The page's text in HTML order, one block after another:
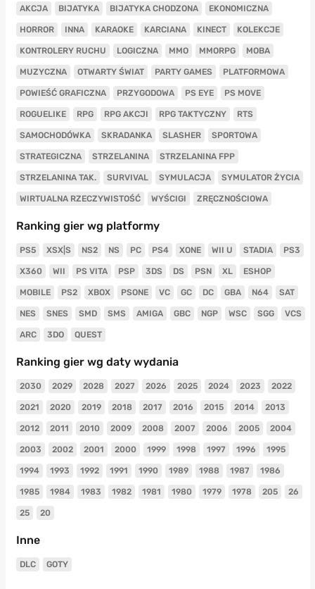
AKCJA BIJATYKA BIJATYKA CHODZONA EKONOMICZNA
HORROR INNA KARAOKE KARCIANA KINECT KOLEKCJE
KONTROLERY RUCHU LOGICZNA MMO MMORPG MOBA
MUZYCZNA OTWARTY ŚWIAT PARTY GAMES PLATFORMOWA
POWIEŚĆ GRAFICZNA PRZYGODOWA PS EYE PS MOVE
ROGUELIKE RPG RPG AKCJI RPG TAKTYCZNY RTS
SAMOCHODÓWKA SKRADANKA SLASHER SPORTOWA
STRATEGICZNA STRZELANINA STRZELANINA FPP
STRZELANINA TAK. SURVIVAL SYMULACJA SYMULATOR ŻYCIA
WIRTUALNA RZECZYWISTOŚĆ WYŚCIGI ZRĘCZNOŚCIOWA
Ranking gier wg platformy
PS5 XSX|S NS2 NS PC PS4 XONE WII U STADIA PS3
X360 WII PS VITA PSP 3DS DS PSN XL ESHOP
MOBILE PS2 XBOX PSONE VC GC DC GBA N64 SAT
NES SNES SMD SMS AMIGA GBC NGP WSC SGG VCS
ARC 3DO QUEST
Ranking gier wg daty wydania
2030 2029 2028 2027 2026 2025 2024 2023 2022
2021 2020 2019 2018 2017 2016 2015 2014 2013
2012 2011 2010 2009 2008 2007 2006 2005 2004
2003 2002 2001 2000 1999 1998 1997 1996 1995
1994 1993 1992 1991 1990 1989 1988 1987 1986
1985 1984 1983 1982 1981 1980 1979 1978 205 26
25 20
Inne
DLC GOTY